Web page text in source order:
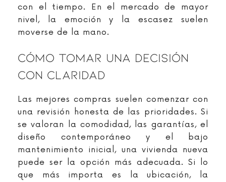
con el tiempo. En el mercado de mayor
nivel, la emoción y la escasez suelen
moverse de la mano.
Cómo Tomar Una Decisión
Con Claridad
Las mejores compras suelen comenzar con
una revisión honesta de las prioridades. Si
se valoran la comodidad, las garantías, el
diseño contemporáneo y el bajo
mantenimiento inicial, una vivienda nueva
puede ser la opción más adecuada. Si lo
que más importa es la ubicación, la